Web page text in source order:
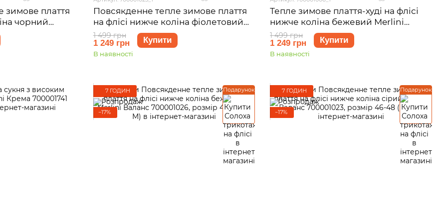
зимове плаття
чорний
розмір 42-
Повсякденне тепле зимове плаття
на флісі нижче коліна фіолетовий
Merlini Валанс 700001025, розмір
42-44 (S-M)
1 499 грн
1 249 грн Купити
В наявності
Тепле зимове плаття-худі на флісі
нижче коліна бежевий Merlini
Рошель 700001006, розмір 42-44 (S-
M)
1 499 грн
1 249 грн Купити
В наявності
Подарунок
7 ГОДИН
−17%
Подарунок
7 ГОДИН
−17%